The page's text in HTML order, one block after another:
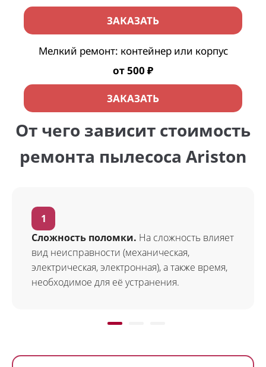
ЗАКАЗАТЬ
Мелкий ремонт: контейнер или корпус
от 500 ₽
ЗАКАЗАТЬ
От чего зависит стоимость
ремонта пылесоса Ariston
Сложность поломки. На сложность влияет
вид неисправности (механическая,
электрическая, электронная), а также время,
необходимое для её устранения.